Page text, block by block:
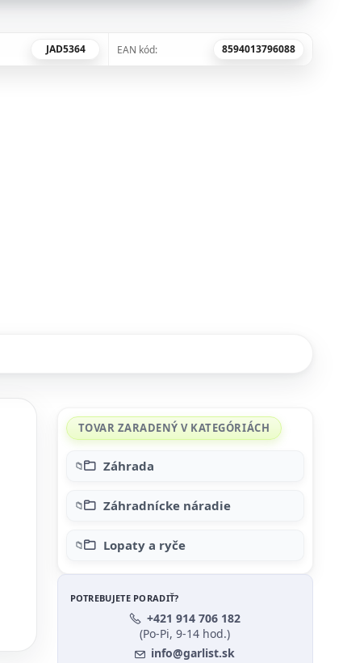
JAD5364 EAN kód: 8594013796088
TOVAR ZARADENÝ V KATEGÓRIÁCH
Záhrada
Záhradnícke náradie
Lopaty a ryče
POTREBUJETE PORADIŤ?
+421 914 706 182
(Po-Pi, 9-14 hod.)
info@garlist.sk